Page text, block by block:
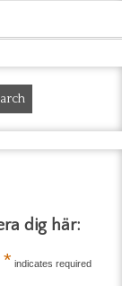
dig här:
* indicates required